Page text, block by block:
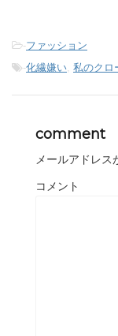
-ファッション
-化繊嫌い 私のクロ
comment
メールアドレス
コメント